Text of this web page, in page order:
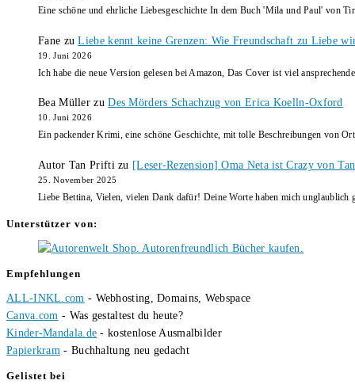
Eine schöne und ehrliche Liebesgeschichte In dem Buch 'Mila und Paul' von
Fane zuLiebe kennt keine Grenzen: Wie Freundschaft zu Liebe
19. Juni 2026
Ich habe die neue Version gelesen bei Amazon, Das Cover ist viel
Bea Müller zuDes Mörders Schachzug von Erica Koelln-Oxford
10. Juni 2026
Ein packender Krimi, eine schöne Geschichte, mit tolle Beschreibungen von
Autor Tan Prifti zu [Leser-Rezension] Oma Neta ist Crazy von
25. November 2025
Liebe Bettina, Vielen, vielen Dank dafür! Deine Worte haben mich unglaublich
Unterstützer von:
Empfehlungen
ALL-INKL.com - Webhosting, Domains, Webspace
Canva.com - Was gestaltest du heute?
Kinder-Mandala.de - kostenlose Ausmalbilder
Papierkram - Buchhaltung neu gedacht
Gelistet bei